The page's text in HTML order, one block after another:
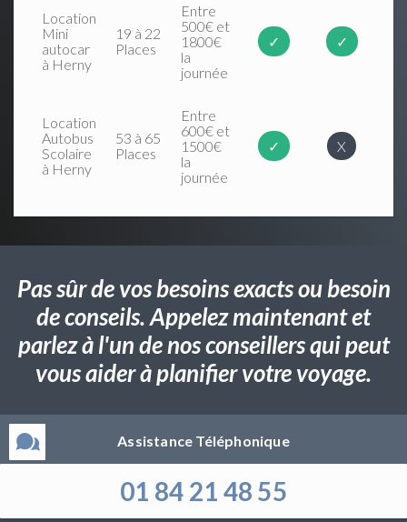
Location
Mini
autocar
à Herny
19 à 22
Places
Entre
500€ et
1800€
la
journée
✓ ✓
Location
Autobus
Scolaire
à Herny
53 à 65
Places
Entre
600€ et
1500€
la
journée
✓ X
Pas sûr de vos besoins exacts ou besoin
de conseils. Appelez maintenant et
parlez à l'un de nos conseillers qui peut
vous aider à planifier votre voyage.
Assistance Téléphonique
01 84 21 48 55